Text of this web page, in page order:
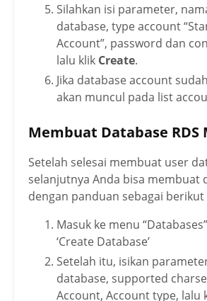
Silahkan isi parameter,
database, type account
Account”, password dan
lalu klik Create.
Jika database account
akan muncul pada list
Membuat Database RDS
Setelah selesai membuat user
selanjutnya Anda bisa membuat
dengan panduan sebagai berikut
Masuk ke menu
‘Create Database’
Setelah itu, isikan
database, supported
Account, Account type, lalu